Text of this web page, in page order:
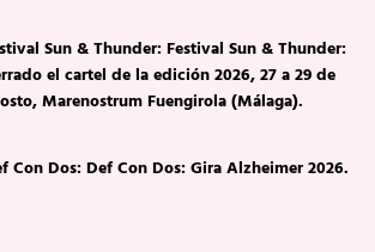
Sun & Thunder: Festival Sun & Thunder:
el cartel de la edición 2026, 27 a 29 de
Marenostrum Fuengirola (Málaga).
Con Dos: Def Con Dos: Gira Alzheimer 2026.